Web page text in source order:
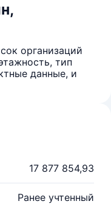
организаций
тип
данные, и
17 877 854,93
Ранее учтенный